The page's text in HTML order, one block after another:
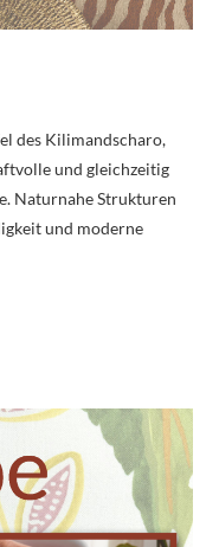
des Kilimandscharo,
und gleichzeitig
Naturnahe Strukturen
und moderne